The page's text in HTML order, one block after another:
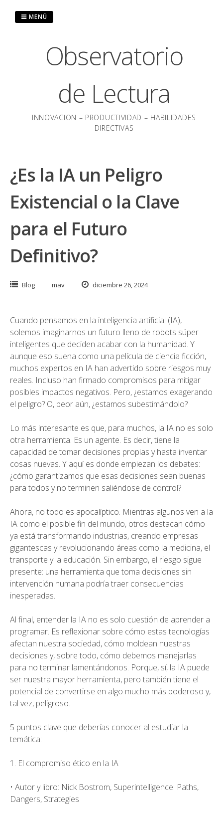
Observatorio
de Lectura
INNOVACION – PRODUCTIVIDAD – HABILIDADES
DIRECTIVAS
MENÚ
¿Es la IA un Peligro
Existencial o la Clave
para el Futuro
Definitivo?
Blog mav diciembre 26, 2024
Cuando pensamos en la inteligencia artificial (IA),
solemos imaginarnos un futuro lleno de robots súper
inteligentes que deciden acabar con la humanidad. Y
aunque eso suena como una película de ciencia ficción,
muchos expertos en IA han advertido sobre riesgos muy
reales. Incluso han firmado compromisos para mitigar
posibles impactos negativos. Pero, ¿estamos exagerando
el peligro? O, peor aún, ¿estamos subestimándolo?
Lo más interesante es que, para muchos, la IA no es solo
otra herramienta. Es un agente. Es decir, tiene la
capacidad de tomar decisiones propias y hasta inventar
cosas nuevas. Y aquí es donde empiezan los debates:
¿cómo garantizamos que esas decisiones sean buenas
para todos y no terminen saliéndose de control?
Ahora, no todo es apocalíptico. Mientras algunos ven a la
IA como el posible fin del mundo, otros destacan cómo
ya está transformando industrias, creando empresas
gigantescas y revolucionando áreas como la medicina, el
transporte y la educación. Sin embargo, el riesgo sigue
presente: una herramienta que toma decisiones sin
intervención humana podría traer consecuencias
inesperadas.
Al final, entender la IA no es solo cuestión de aprender a
programar. Es reflexionar sobre cómo estas tecnologías
afectan nuestra sociedad, cómo moldean nuestras
decisiones y, sobre todo, cómo debemos manejarlas
para no terminar lamentándonos. Porque, sí, la IA puede
ser nuestra mayor herramienta, pero también tiene el
potencial de convertirse en algo mucho más poderoso y,
tal vez, peligroso.
5 puntos clave que deberías conocer al estudiar la
temática:
1. El compromiso ético en la IA
• Autor y libro: Nick Bostrom, Superintelligence: Paths,
Dangers, Strategies